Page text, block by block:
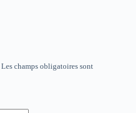
Les champs obligatoires sont